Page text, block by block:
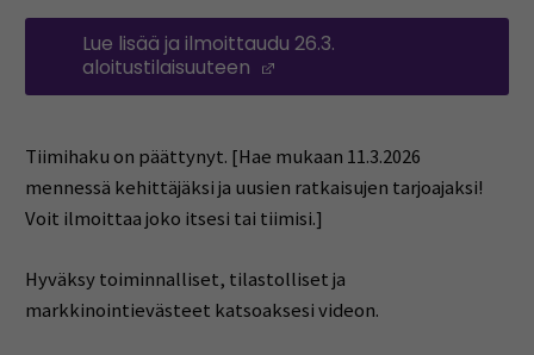
Lue lisää ja ilmoittaudu 26.3.
aloitustilaisuuteen
Tiimihaku on päättynyt. [Hae mukaan 11.3.2026
mennessä kehittäjäksi ja uusien ratkaisujen tarjoajaksi!
Voit ilmoittaa joko itsesi tai tiimisi.]
Hyväksy toiminnalliset, tilastolliset ja
markkinointievästeet katsoaksesi videon.